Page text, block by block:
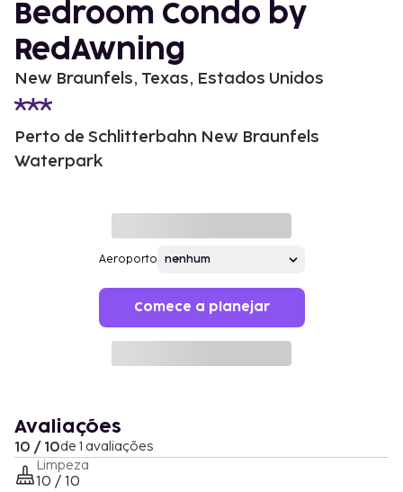
Bedroom Condo by
RedAwning
New Braunfels, Texas, Estados Unidos
Perto de Schlitterbahn New Braunfels
Waterpark
Aeroporto
Comece a planejar
Avaliações
10 / 10de 1 avaliações
Limpeza
10 / 10